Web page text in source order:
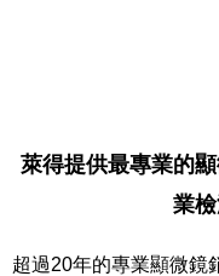
萊得提供最專業的
業
超過20年的專業顯微鏡